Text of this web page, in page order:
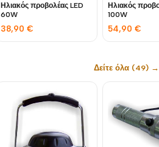
Ηλιακός προβολέας LED
60W
38,90 €
Ηλιακός
100W
54,90€
Δείτε όλα (49) →